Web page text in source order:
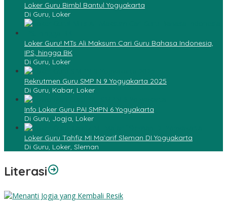
Loker Guru Bimbl Bantul Yogyakarta
Di Guru, Loker
Loker Guru! MTs Ali Maksum Cari Guru Bahasa Indonesia,
IPS, hingga BK
Di Guru, Loker
Rekrutmen Guru SMP N 9 Yogyakarta 2025
Di Guru, Kabar, Loker
Info Loker Guru PAI SMPN 6 Yogyakarta
Di Guru, Jogja, Loker
Loker Guru Tahfiz MI Ma`arif Sleman DI Yogyakarta
Di Guru, Loker, Sleman
Literasi